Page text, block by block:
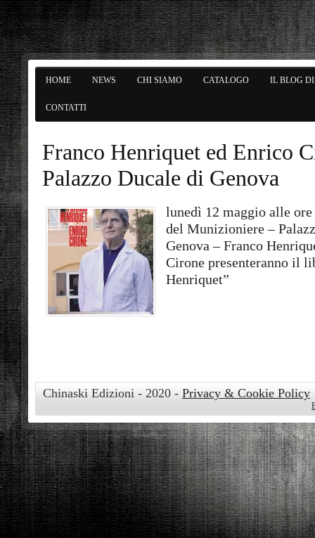
HOME NEWS CHI SIAMO CATALOGO IL BLOG
CONTATTI
Franco Henriquet ed Enrico
Palazzo Ducale di Genova
lunedì 12 maggio alle ore
del Munizioniere –
Genova – Franco
Cirone presenteranno il
Henriquet”
Chinaski Edizioni - 2020 - Privacy & Cookie Policy